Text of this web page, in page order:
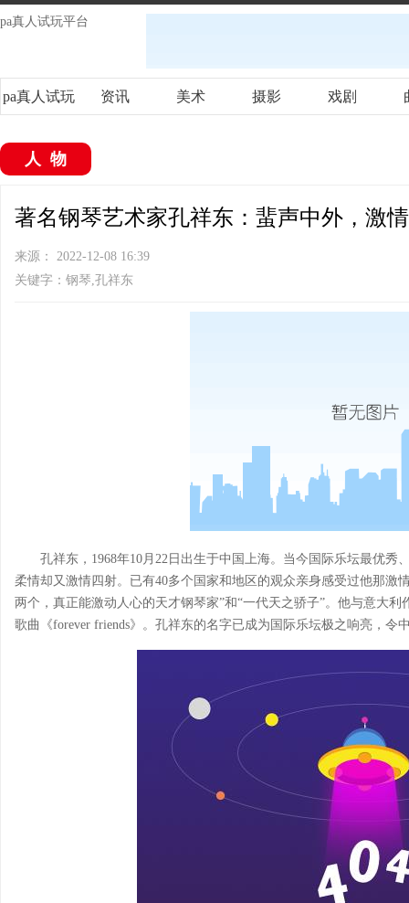
pa真人试玩平台
pa真人试玩 资讯 美术 摄影 戏剧
人物
著名钢琴艺术家孔祥东：蜚声中外，激
来源： 2022-12-08 16:39
关键字：钢琴,孔祥东
孔祥东，1968年10月22日出生于中国上海。当今国际乐坛最优
柔情却又激情四射。已有40多个国家和地区的观众亲身感受过他那激
两个，真正能激动人心的天才钢琴家”和“一代天之骄子”。他与意大
歌曲《forever friends》。孔祥东的名字已成为国际乐坛极之响亮，令